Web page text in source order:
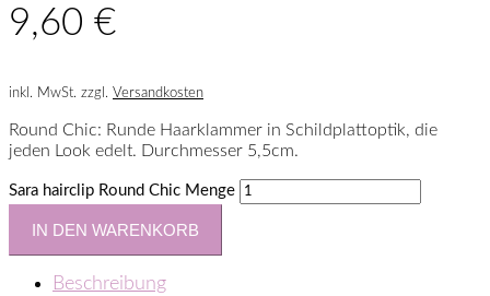
9,60 €
inkl. MwSt. zzgl. Versandkosten
Round Chic: Runde Haarklammer in Schildplattoptik, die
jeden Look edelt. Durchmesser 5,5cm.
Sara hairclip Round Chic Menge
IN DEN WARENKORB
Beschreibung